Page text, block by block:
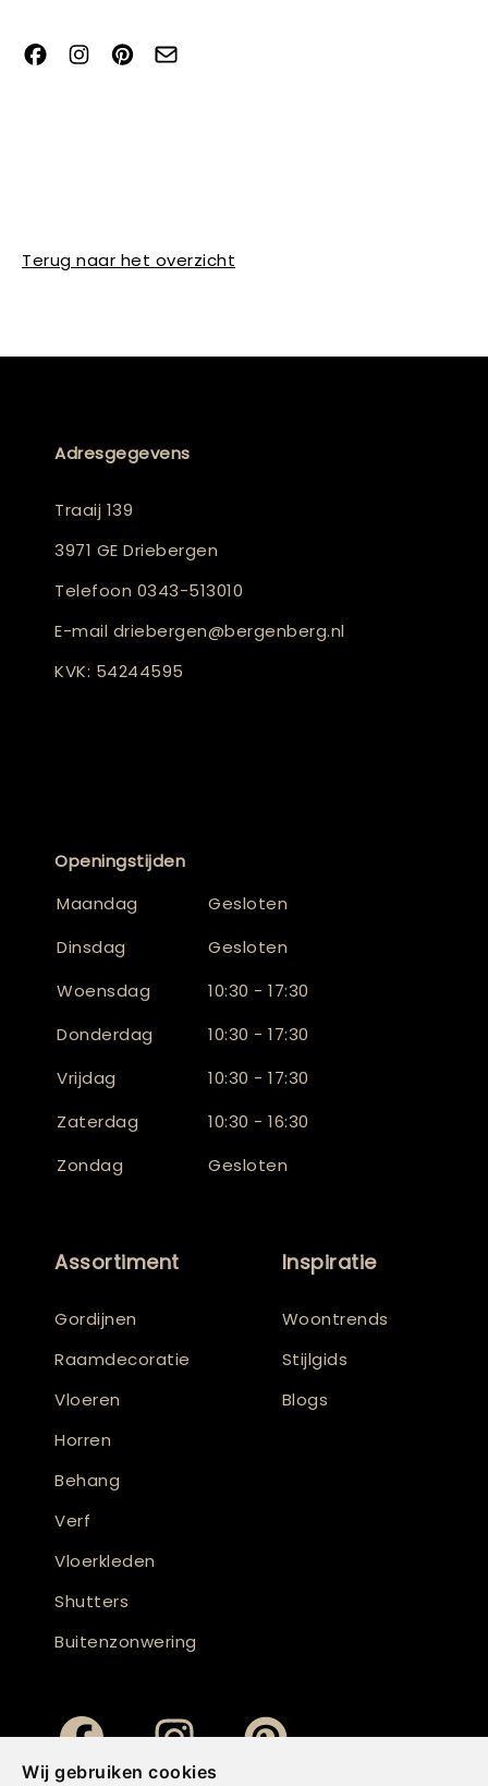
Wij gebruiken cookies
Terug naar het overzicht
Adresgegevens
Traaij 139
3971 GE Driebergen
Telefoon 0343-513010
E-mail driebergen@bergenberg.nl
KVK: 54244595
Openingstijden
Maandag
Gesloten
Dinsdag
Gesloten
Woensdag
10:30 - 17:30
Donderdag
10:30 - 17:30
Vrijdag
10:30 - 17:30
Zaterdag
10:30 - 16:30
Zondag
Gesloten
Assortiment
Gordijnen
Raamdecoratie
Vloeren
Horren
Behang
Verf
Vloerkleden
Shutters
Buitenzonwering
Inspiratie
Woontrends
Stijlgids
Blogs